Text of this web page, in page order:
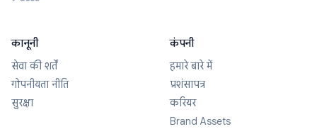
कानूनी
सेवा की शर्तें
गोपनीयता नीति
सुरक्षा
कंपनी
हमारे बारे में
प्रशंसापत्र
करियर
Brand Assets